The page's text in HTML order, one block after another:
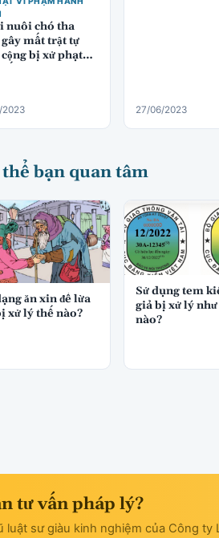
nuôi chó tha
mất trật tự
bị xử phạt
27/06/2023
thể bạn quan tâm
ăn xin để lừa
xử lý thế nào?
Sử dụng tem
giả bị xử lý
nào?
tư vấn pháp lý?
luật sư giàu kinh nghiệm của Công ty